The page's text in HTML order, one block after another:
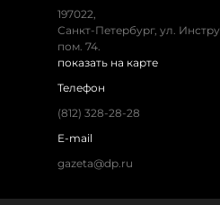
197022,
Санкт-Петербург, ул.
пом. 74.
показать на карте
Телефон
(812) 328-28-28
E-mail
gazeta@dp.ru